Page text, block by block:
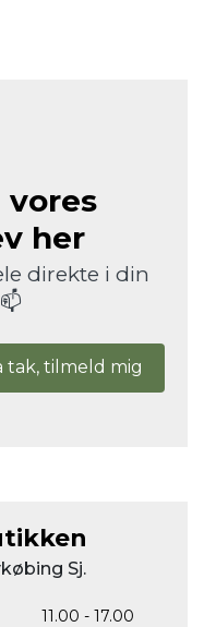
her
direkte i din
tak, tilmeld mig
Sj.
11.00 - 17.00